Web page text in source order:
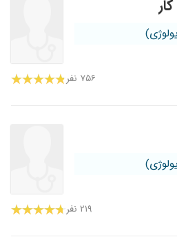
۷۵۶ نفر
۲۱۹ نفر